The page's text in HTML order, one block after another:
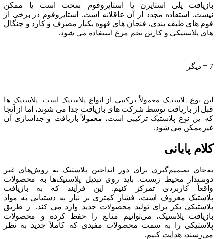
بازیافت پلی استایرن یا استایروفوم سخت است یا ممکن
نیست. استفاده مجدد از آن عاقلانه است. استایروفوم در برخی از
فوم های طبقه بندی، فنجان های قهوه یکبار مصرف و کارد و چنگال
های پلاستیکی و کارتن تحم مرغ استفاده می شود.
7 = دیگر
این نوع پلاستیک معمولاً ترکیبی از انواع پلاستیک است. پلاستیک ها
قبل از بازیافت توسط شرکت های بازیافت جدا می شوند، اما از آنجا
که این نوع پلاستیک ترکیبی است، معمولاً بازیافت و جداسازی آن
غیرممکن می شود.
کلام پایانی
به‌جای تصمیم‌گیری برای دور انداختن پلاستیک به روش‌های غیر
دوستدار محیط زیست، باید روی تبدیل پلاستیک‌ها به محصولات
واقعاً کاربردی تمرکز کنیم. این فرآیند که به بازیافت
پلاستیک معروف است، فشار کمتری بر نیاز به دستیابی به مواد
پلاستیکی بکر برای تولید محصولات جدید وارد می کند. از طریق
بازیافت پلاستیک، می‌توانیم منابع را حفظ کرده و محصولات
پلاستیکی را به سمت محصولات مفیدی که کاملاً جدید به نظر
می‌رسند، هدایت کنیم.